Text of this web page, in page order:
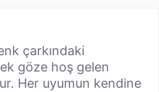
çarkındaki
göze hoş gelen
Her uyumun kendine